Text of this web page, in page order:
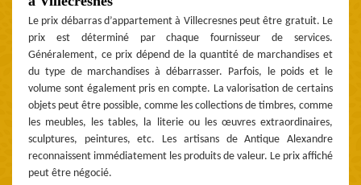
Le prix débarras d’appartement à Villecresnes peut être gratuit. Le
prix est déterminé par chaque fournisseur de services.
Généralement, ce prix dépend de la quantité de marchandises et
du type de marchandises à débarrasser. Parfois, le poids et le
volume sont également pris en compte. La valorisation de certains
objets peut être possible, comme les collections de timbres, comme
les meubles, les tables, la literie ou les œuvres extraordinaires,
sculptures, peintures, etc. Les artisans de Antique Alexandre
reconnaissent immédiatement les produits de valeur. Le prix affiché
peut être négocié.